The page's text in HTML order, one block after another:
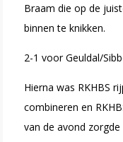
Braam die op de
binnen te knikken.
2-1 voor Geuldal/
Hierna was RKHBS
combineren en
van de avond